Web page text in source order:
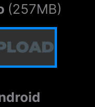
(257MB)